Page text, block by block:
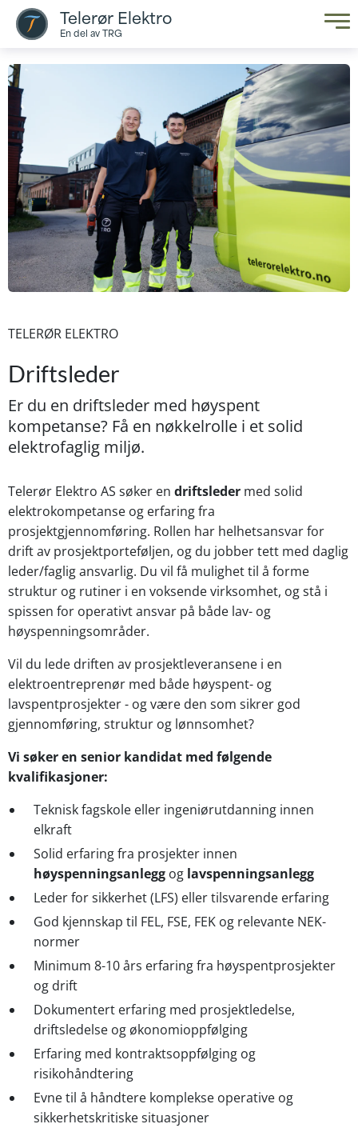
Telerør Elektro
En del av TRG
TELERØR ELEKTRO
Driftsleder
Er du en driftsleder med høyspent
kompetanse? Få en nøkkelrolle i et solid
elektrofaglig miljø.
Telerør Elektro AS søker en driftsleder med solid
elektrokompetanse og erfaring fra
prosjektgjennomføring. Rollen har helhetsansvar for
drift av prosjektporteføljen, og du jobber tett med daglig
leder/faglig ansvarlig. Du vil få mulighet til å forme
struktur og rutiner i en voksende virksomhet, og stå i
spissen for operativt ansvar på både lav- og
høyspenningsområder.
Vil du lede driften av prosjektleveransene i en
elektroentreprenør med både høyspent- og
lavspentprosjekter - og være den som sikrer god
gjennomføring, struktur og lønnsomhet?
Vi søker en senior kandidat med følgende
kvalifikasjoner:
Teknisk fagskole eller ingeniørutdanning innen
elkraft
Solid erfaring fra prosjekter innen
høyspenningsanlegg og lavspenningsanlegg
Leder for sikkerhet (LFS) eller tilsvarende erfaring
God kjennskap til FEL, FSE, FEK og relevante NEK-
normer
Minimum 8-10 års erfaring fra høyspentprosjekter
og drift
Dokumentert erfaring med prosjektledelse,
driftsledelse og økonomioppfølging
Erfaring med kontraktsoppfølging og
risikohåndtering
Evne til å håndtere komplekse operative og
sikkerhetskritiske situasjoner